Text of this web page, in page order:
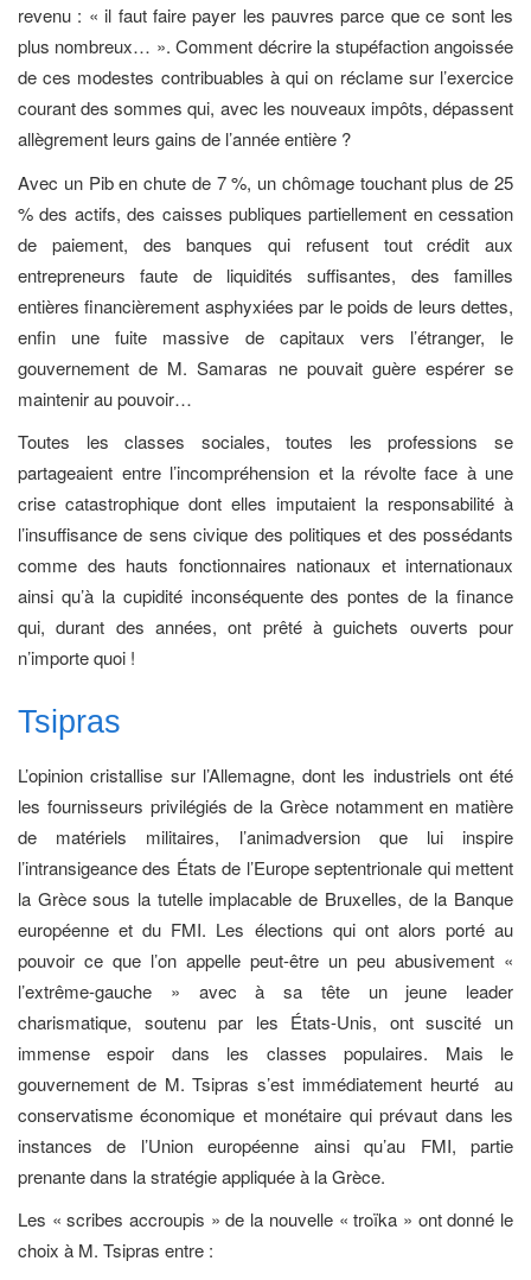
revenu : « il faut faire payer les pauvres parce que ce sont les
plus nombreux… ». Comment décrire la stupéfaction angoissée
de ces modestes contribuables à qui on réclame sur l’exercice
courant des sommes qui, avec les nouveaux impôts, dépassent
allègrement leurs gains de l’année entière ?
Avec un Pib en chute de 7 %, un chômage touchant plus de 25
% des actifs, des caisses publiques partiellement en cessation
de paiement, des banques qui refusent tout crédit aux
entrepreneurs faute de liquidités suffisantes, des familles
entières financièrement asphyxiées par le poids de leurs dettes,
enfin une fuite massive de capitaux vers l’étranger, le
gouvernement de M. Samaras ne pouvait guère espérer se
maintenir au pouvoir…
Toutes les classes sociales, toutes les professions se
partageaient entre l’incompréhension et la révolte face à une
crise catastrophique dont elles imputaient la responsabilité à
l’insuffisance de sens civique des politiques et des possédants
comme des hauts fonctionnaires nationaux et internationaux
ainsi qu’à la cupidité inconséquente des pontes de la finance
qui, durant des années, ont prêté à guichets ouverts pour
n’importe quoi !
Tsipras
L’opinion cristallise sur l’Allemagne, dont les industriels ont été
les fournisseurs privilégiés de la Grèce notamment en matière
de matériels militaires, l’animadversion que lui inspire
l’intransigeance des États de l’Europe septentrionale qui mettent
la Grèce sous la tutelle implacable de Bruxelles, de la Banque
européenne et du FMI. Les élections qui ont alors porté au
pouvoir ce que l’on appelle peut-être un peu abusivement «
l’extrême-gauche » avec à sa tête un jeune leader
charismatique, soutenu par les États-Unis, ont suscité un
immense espoir dans les classes populaires. Mais le
gouvernement de M. Tsipras s’est immédiatement heurté au
conservatisme économique et monétaire qui prévaut dans les
instances de l’Union européenne ainsi qu’au FMI, partie
prenante dans la stratégie appliquée à la Grèce.
Les « scribes accroupis » de la nouvelle « troïka » ont donné le
choix à M. Tsipras entre :